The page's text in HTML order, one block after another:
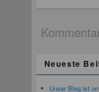
Neueste
Unser Blog ist